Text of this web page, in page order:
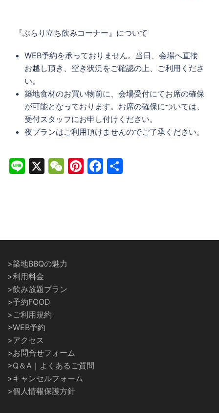
『ぶらり立ち飲みコーナー』について
WEB予約を承っておりません。当日、会場へ直接
お越し頂き、空き状況をご確認の上、ご利用くださ
い。
築地食材のお買い物前に、会場受付にてお席の確保
が可能となっております。お席の確保については、
受付スタッフにお申し付けください。
夜プランはご利用頂けませんのでご了承ください。
Line
X WeChat
Pinterest
Facebook
>築地BBQの魅力
>利用料金
>飲み放題プラン
>予約FOOD
>ご利用規約
>WEB予約
>アクセス
>お問合せフォーム
>Q＆A｜よくあるご質問
>キャンセルフォーム
>個人情報保護方針